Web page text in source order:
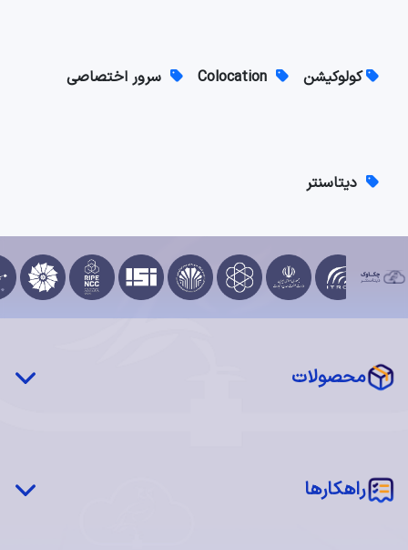
کولوکیشن سرور اختصاصی
دیتاسنتر
محصولات
سرور فیزیکی اختصاصی (MaaS)
‌‌راهکارها